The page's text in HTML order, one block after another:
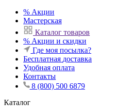
% Акции
Мастерская
Каталог товаров
% Акции и скидки
Где моя посылка?
Бесплатная доставка
Удобная оплата
Контакты
8 (800) 500 6879
Каталог